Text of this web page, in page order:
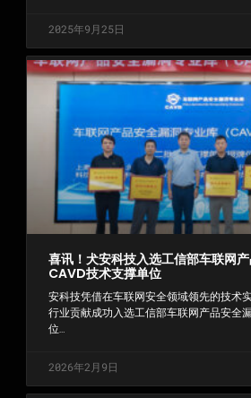
2025年9月25日
喜讯！犬安科技入选工信部车联网
CAVD技术支撑单位
安科技凭借在车联网安全领域领先的技术
行业贡献成功入选工信部车联网产品安全
位…
2026年2月9日